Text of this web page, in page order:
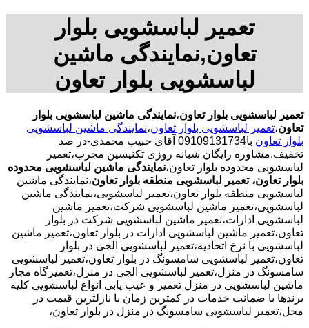
تعمیر لباسشویی بلوار
تعاون,نمایندگی ماشین
لباسشویی بلوار تعاون
تعمیر لباسشویی بلوار تعاون،نمایندگی ماشین لباسشویی بلوار
تعاون،تعمیر لباسشویی بلوار تعاون،نمایندگی ماشین لباسشویی
بلوار تعاون
با09109131734 آقای حبیب محمدی-در صد
تخفیف.مشاوره رایگان شبانه روزی تکنیسین مجرب،تعمیر
لباسشویی محدوده بلوار تعاون،نمایندگی ماشین لباسشویی محدوده
بلوار تعاون، تعمیر لباسشویی منطقه بلوار تعاون،نمایندگی ماشین
لباسشویی منطقه بلوار تعاون،تعمیر لباسشویی،نمایندگی ماشین
لباسشویی،تعمیر ماشین لباسشویی شرکت،تعمیر ماشین
لباسشویی ادارات،تعمیر ماشین لباسشویی شرکت در بلوار
تعاون،تعمیر ماشین لباسشویی ادارات در بلوار تعاون،تعمیر ماشین
لباسشویی با نرخ اتحادیه،تعمیر لباسشویی الجی در بلوار
تعاون،تعمیر لباسشویی سامسونگ در بلوار تعاون،تعمیر لباسشویی
سامسونگ در منزل،تعمیر لباسشویی الجی در منزل،تعمیرگاه مجاز
ماشین لباسشویی در منزل تعمیر و عیب یابی انواع لباسشویی کلیه
برندها با ضمانت خدمات در کمترین زمان با نازلترین قیمت در
محل،تعمیر لباسشویی سامسونگ در منزل در بلوار تعاون،